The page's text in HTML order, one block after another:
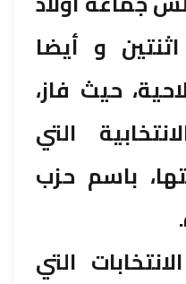
و أيضا
حيث فاز،
التي
باسم حزب
التي